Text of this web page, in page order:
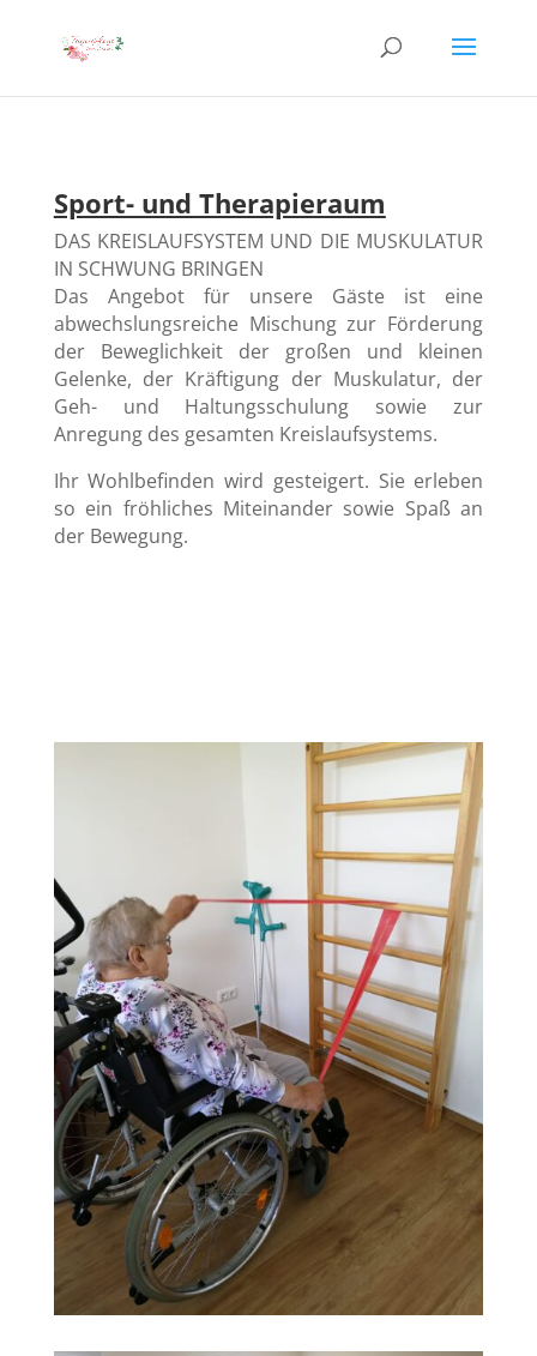
Sport- und Therapieraum
DAS KREISLAUFSYSTEM UND DIE MUSKULATUR
IN SCHWUNG BRINGEN
Das Angebot für unsere Gäste ist eine
abwechslungsreiche Mischung zur Förderung
der Beweglichkeit der großen und kleinen
Gelenke, der Kräftigung der Muskulatur, der
Geh- und Haltungsschulung sowie zur
Anregung des gesamten Kreislaufsystems.
Ihr Wohlbefinden wird gesteigert. Sie erleben
so ein fröhliches Miteinander sowie Spaß an
der Bewegung.